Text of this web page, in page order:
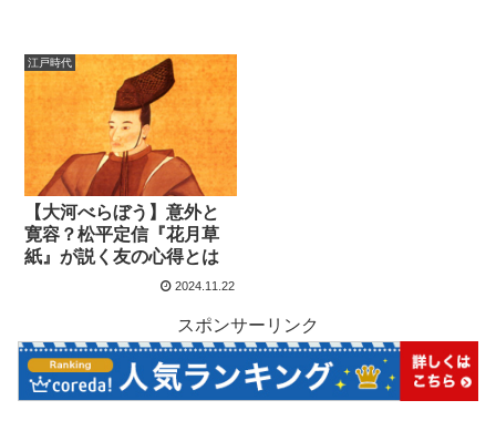
江戸時代
【大河べらぼう】意外と
寛容？松平定信『花月草
紙』が説く友の心得とは
2024.11.22
スポンサーリンク